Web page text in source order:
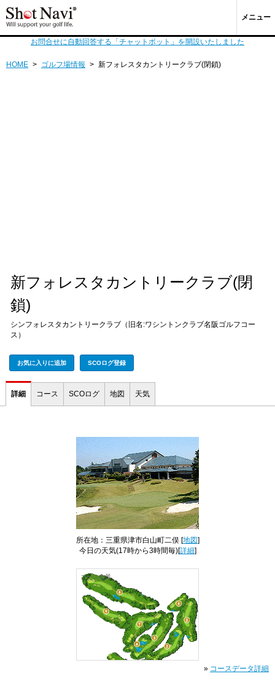
メニュー
お問合せに自動回答する「チャットボット」を開設いたしました
HOME > ゴルフ場情報 > 新フォレスタカントリークラブ(閉鎖)
新フォレスタカントリークラブ(閉
鎖)
シンフォレスタカントリークラブ（旧名:ワシントンクラブ名阪ゴルフコー
ス）
お気に入りに追加 SCOログ登録
詳細 コース SCOログ 地図 天気
所在地：三重県津市白山町二俣 [地図]
今日の天気(17時から3時間毎)[詳細]
コース全景
» コースデータ詳細